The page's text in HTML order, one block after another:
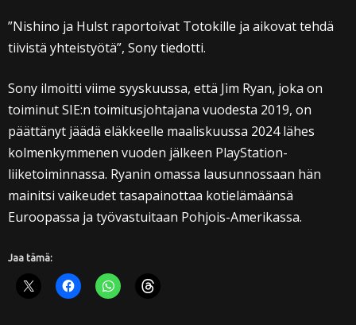
”Nishino ja Hulst raportoivat Totokille ja aikovat tehdä
tiivistä yhteistyötä”, Sony tiedotti.
Sony ilmoitti viime syyskuussa, että Jim Ryan, joka on
toiminut SIE:n toimitusjohtajana vuodesta 2019, on
päättänyt jäädä eläkkeelle maaliskuussa 2024 lähes
kolmenkymmenen vuoden jälkeen PlayStation-
liiketoiminnassa. Ryanin omassa lausunnossaan hän
mainitsi vaikeudet tasapainottaa kotielämäänsä
Euroopassa ja työvastuitaan Pohjois-Amerikassa.
Jaa tämä: